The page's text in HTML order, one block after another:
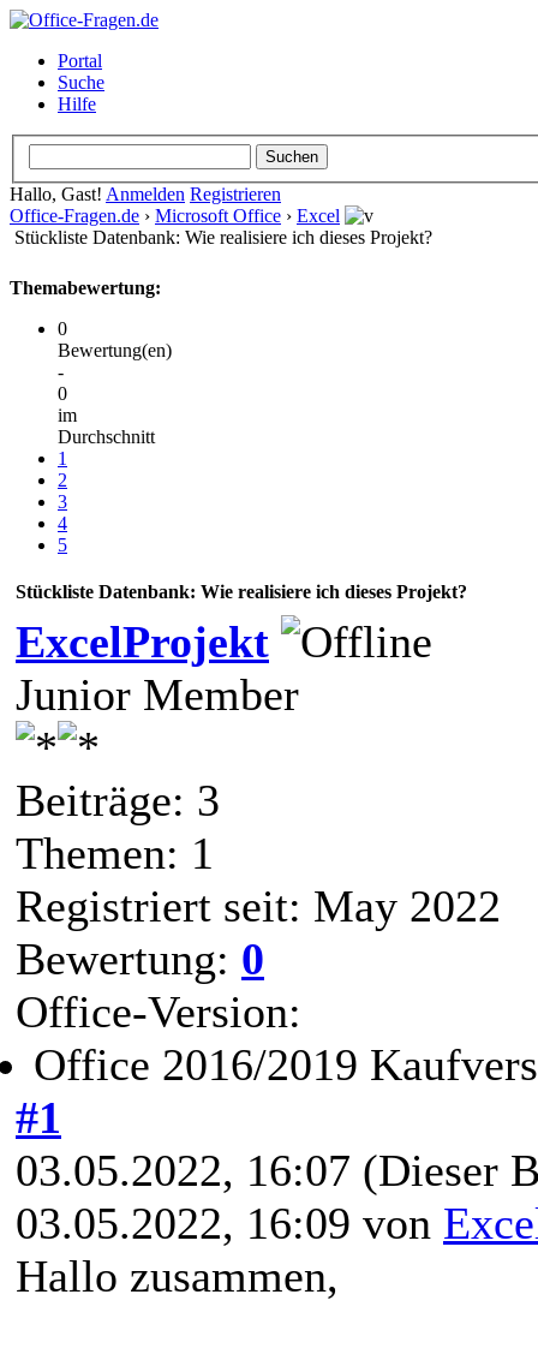
Portal
Suche
Hilfe
Hallo, Gast! Anmelden Registrieren
Office-Fragen.de › Microsoft Office › Excel
Stückliste Datenbank: Wie realisiere ich dieses Projekt?
Themabewertung:
0
Bewertung(en)
-
0
im
Durchschnitt
1
2
3
4
5
Stückliste Datenbank: Wie realisiere ich dieses Projekt?
ExcelProjekt
Junior Member
Beiträge: 3
Themen: 1
Registriert seit: May 2022
Bewertung: 0
Office-Version:
Office 2016/2019
#1
03.05.2022, 16:07 (Dieser
03.05.2022, 16:09 von
Hallo zusammen,